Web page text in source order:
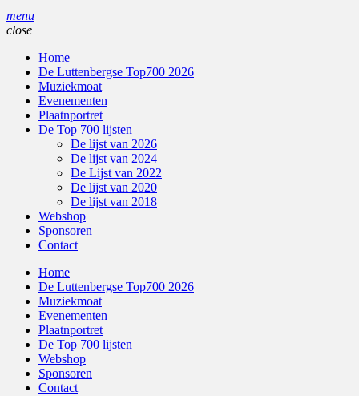
menu
close
Home
De Luttenbergse Top700 2026
Muziekmoat
Evenementen
Plaatnportret
De Top 700 lijsten
De lijst van 2026
De lijst van 2024
De Lijst van 2022
De lijst van 2020
De lijst van 2018
Webshop
Sponsoren
Contact
Home
De Luttenbergse Top700 2026
Muziekmoat
Evenementen
Plaatnportret
De Top 700 lijsten
Webshop
Sponsoren
Contact